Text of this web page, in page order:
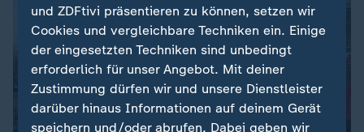
und ZDFtivi präsentieren zu können, setzen wir
Cookies und vergleichbare Techniken ein. Einige
der eingesetzten Techniken sind unbedingt
erforderlich für unser Angebot. Mit deiner
Zustimmung dürfen wir und unsere Dienstleister
darüber hinaus Informationen auf deinem Gerät
speichern und/oder abrufen. Dabei geben wir